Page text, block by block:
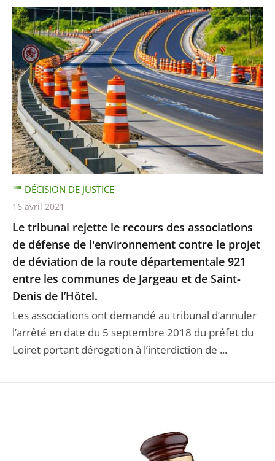
Le tribunal rejette le recours des associations
de défense de l'environnement contre le projet
de déviation de la route départementale 921
entre les communes de Jargeau et de Saint-
Denis de l’Hôtel.
Les associations ont demandé au tribunal d’annuler
l’arrêté en date du 5 septembre 2018 du préfet du
Loiret portant dérogation à l’interdiction de ...
DÉCISION DE JUSTICE
16 avril 2021